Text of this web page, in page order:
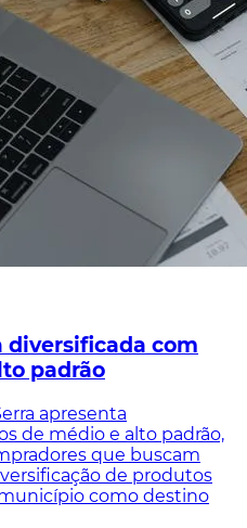
diversificada com
padrão
apresenta
de médio e alto padrão,
que buscam
de produtos
como destino